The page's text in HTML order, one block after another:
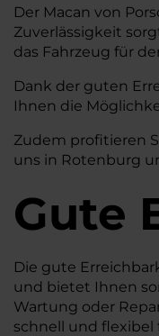
Der Macan von
Zuverlässigkeit
das Fahrzeug für
Dank der guten
Ihnen die
Zudem profitieren
uns in Rotenburg
Gute
Die gute
und bietet Ihnen
Wartung oder
schnell und flexibel